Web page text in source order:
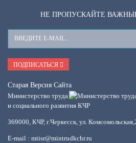
НЕ ПРОПУСКАЙТЕ
Ваш
E-
Mail
ПОДПИСАТЬСЯ
Старая Версия Сайта
Министерство труда
и социального развития КЧР
369000, КЧР, г.Черкесск, ул.
E-mail : mtisr@mintrudkchr.ru